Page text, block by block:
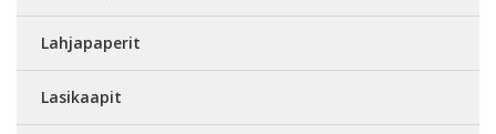
Lahjapaperit
Lasikaapit